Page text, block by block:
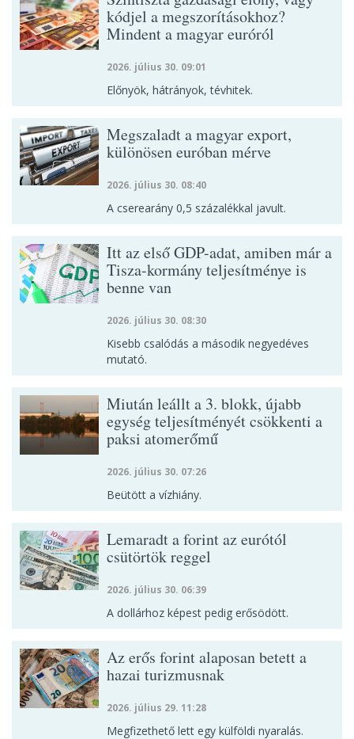
kódjel a megszorításokhoz?
Mindent a magyar euróról
2026. július 30. 09:01
Előnyök, hátrányok, tévhitek.
Megszaladt a magyar export,
különösen euróban mérve
2026. július 30. 08:40
A cserearány 0,5 százalékkal javult.
Itt az első GDP-adat, amiben már a
Tisza-kormány teljesítménye is
benne van
2026. július 30. 08:30
Kisebb csalódás a második negyedéves
mutató.
Miután leállt a 3. blokk, újabb
egység teljesítményét csökkenti a
paksi atomerőmű
2026. július 30. 07:26
Beütött a vízhiány.
Lemaradt a forint az eurótól
csütörtök reggel
2026. július 30. 06:39
A dollárhoz képest pedig erősödött.
Az erős forint alaposan betett a
hazai turizmusnak
2026. július 29. 11:28
Megfizethető lett egy külföldi nyaralás.